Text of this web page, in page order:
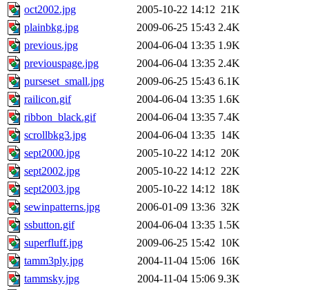
oct2002.jpg
2005-10-22 14:12 21K
plainbkg.jpg
2009-06-25 15:43 2.4K
previous.jpg
2004-06-04 13:35 1.9K
previouspage.jpg
2004-06-04 13:35 2.4K
purseset_small.jpg
2009-06-25 15:43 6.1K
railicon.gif
2004-06-04 13:35 1.6K
ribbon_black.gif
2004-06-04 13:35 7.4K
scrollbkg3.jpg
2004-06-04 13:35 14K
sept2000.jpg
2005-10-22 14:12 20K
sept2002.jpg
2005-10-22 14:12 22K
sept2003.jpg
2005-10-22 14:12 18K
sewinpatterns.jpg
2006-01-09 13:36 32K
ssbutton.gif
2004-06-04 13:35 1.5K
superfluff.jpg
2009-06-25 15:42 10K
tamm3ply.jpg
2004-11-04 15:06 16K
tammsky.jpg
2004-11-04 15:06 9.3K